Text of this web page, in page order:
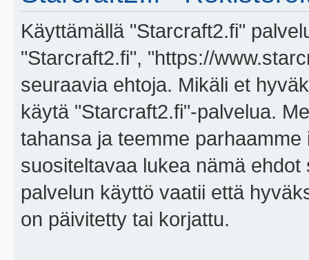
Käyttämällä "Starcraft2.fi"
"Starcraft2.fi", "https://
seuraavia ehtoja. Mikäli et
käytä "Starcraft2.fi"-palvelua.
tahansa ja teemme
suositeltavaa lukea nämä
palvelun käyttö vaatii että
on päivitetty tai korjattu.